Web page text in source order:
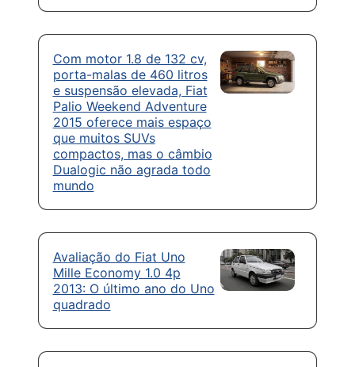
Com motor 1.8 de 132 cv,
porta-malas de 460 litros
e suspensão elevada, Fiat
Palio Weekend Adventure
2015 oferece mais espaço
que muitos SUVs
compactos, mas o câmbio
Dualogic não agrada todo
mundo
Avaliação do Fiat Uno
Mille Economy 1.0 4p
2013: O último ano do Uno
quadrado